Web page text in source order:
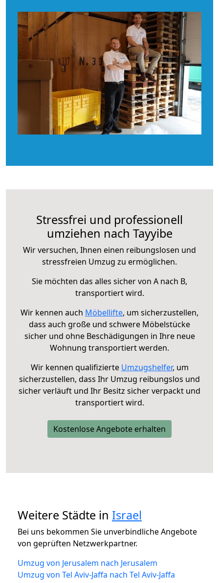
Stressfrei und professionell
umziehen nach Tayyibe
Wir versuchen, Ihnen einen reibungslosen und
stressfreien Umzug zu ermöglichen.
Sie möchten das alles sicher von A nach B,
transportiert wird.
Wir kennen auch Möbellifte, um sicherzustellen,
dass auch große und schwere Möbelstücke
sicher und ohne Beschädigungen in Ihre neue
Wohnung transportiert werden.
Wir kennen qualifizierte Umzugshelfer, um
sicherzustellen, dass Ihr Umzug reibungslos und
sicher verläuft und Ihr Besitz sicher verpackt und
transportiert wird.
Kostenlose Angebote erhalten
Weitere Städte in Israel
Bei uns bekommen Sie unverbindliche Angebote
von geprüften Netzwerkpartner.
Umzug von Jerusalem nach Jerusalem
Umzug von Tel Aviv-Jaffa nach Tel Aviv-Jaffa